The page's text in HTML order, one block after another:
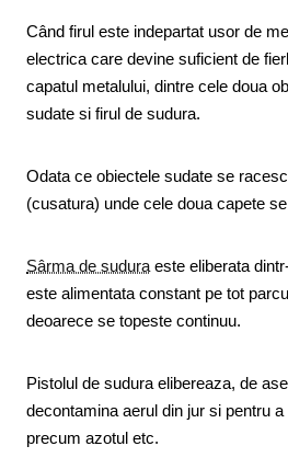
Când firul este indepartat usor de
electrica care devine suficient de
capatul metalului, dintre cele doua
sudate si firul de sudura.
Odata ce obiectele sudate se
(cusatura) unde cele doua capete
Sârma de sudura este eliberata
este alimentata constant pe tot
deoarece se topeste continuu.
Pistolul de sudura elibereaza, de
decontamina aerul din jur si pentru
precum azotul etc.